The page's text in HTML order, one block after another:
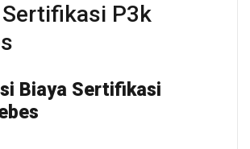
Sertifikasi P3k
Biaya Sertifikasi